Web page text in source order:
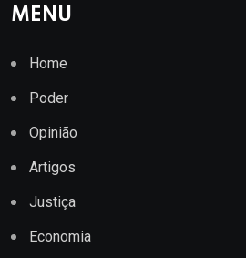
MENU
Home
Poder
Opinião
Artigos
Justiça
Economia